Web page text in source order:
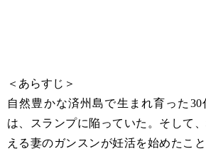
＜あらすじ＞
自然豊かな済州島で生まれ育った
は、スランプに陥っていた。そして
える妻のガンスンが妊活を始めたこ